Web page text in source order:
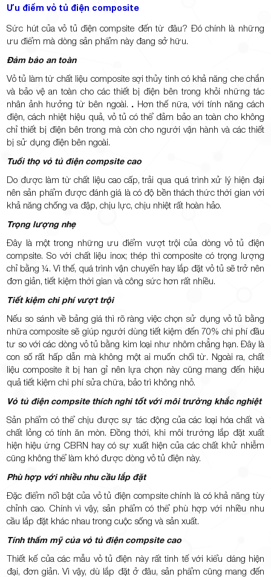
Ưu điểm vỏ tủ điện composite
Sức hút của vỏ tủ điện compsite đến từ đâu? Đó chính là những
ưu điểm mà dòng sản phẩm này đang sở hữu.
Đảm bảo an toàn
Vỏ tủ làm từ chất liệu composite sợi thủy tinh có khả năng che chắn
và bảo vệ an toàn cho các thiết bị điện bên trong khỏi những tác
nhân ảnh hưởng từ bên ngoài. . Hơn thế nữa, với tính năng cách
điện, cách nhiệt hiệu quả, vỏ tủ có thể đảm bảo an toàn cho không
chỉ thiết bị điện bên trong mà còn cho người vận hành và các thiết
bị sử dụng điện bên ngoài.
Tuổi thọ vỏ tủ điện compsite cao
Do được làm từ chất liệu cao cấp, trải qua quá trình xử lý hiện đại
nên sản phẩm được đánh giá là có độ bền thách thức thời gian với
khả năng chống va đập, chịu lực, chịu nhiệt rất hoàn hảo.
Trọng lượng nhẹ
Đây là một trong những ưu điểm vượt trội của dòng vỏ tủ điện
compsite. So với chất liệu inox; thép thì composite có trọng lượng
chỉ bằng ¼. Vì thế, quá trình vận chuyển hay lắp đặt vỏ tủ sẽ trở nên
đơn giản, tiết kiệm thời gian và công sức hơn rất nhiều.
Tiết kiệm chi phí vượt trội
Nếu so sánh về bảng giá thì rõ ràng việc chọn sử dụng vỏ tủ bằng
nhữa composite sẽ giúp người dùng tiết kiệm đến 70% chi phí đầu
tư so với các dòng vỏ tủ bằng kim loại như nhôm chẳng hạn. Đây là
con số rất hấp dẫn mà không một ai muốn chối từ. Ngoài ra, chất
liệu composite ít bị han gỉ nên lựa chọn này cũng mang đến hiệu
quả tiết kiệm chi phí sửa chữa, bảo trì không nhỏ.
Vỏ tủ điện compsite thích nghi tốt với môi trường khắc nghiệt
Sản phẩm có thể chịu được sự tác động của các loại hóa chất và
chất lỏng có tính ăn mòn. Đồng thời, khi môi trường lắp đặt xuất
hiện hiệu ứng CBRN hay có sự xuất hiện của các chất khử nhiễm
cũng không thể làm khó được dòng vỏ tủ điện này.
Phù hợp với nhiều nhu cầu lắp đặt
Đặc điểm nổi bật của vỏ tủ điện compsite chính là có khả năng tùy
chỉnh cao. Chính vì vậy, sản phẩm có thể phù hợp với nhiều nhu
cầu lắp đặt khác nhau trong cuộc sống và sản xuất.
Tính thẩm mỹ của vỏ tủ điện compsite cao
Thiết kế của các mẫu vỏ tủ điện này rất tinh tế với kiểu dáng hiện
đại, đơn giản. Vì vậy, dù lắp đặt ở đâu, sản phẩm cũng mang đến